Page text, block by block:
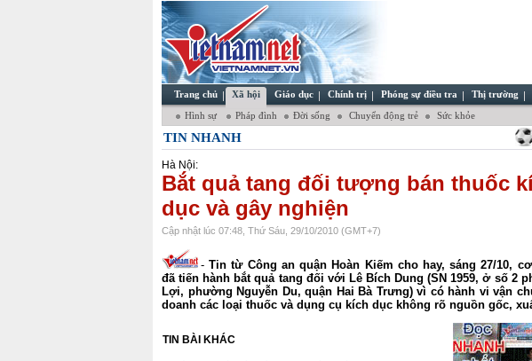
Trang chủ Xã hội Giáo dục Chính trị Phóng sự điều tra Thị trường
Hình sự Pháp đình Đời sống Chuyển động trẻ Sức khỏe
TIN NHANH
Hà Nội:
Bắt quả tang đối tượng bán thuốc
dục và gây nghiện
Cập nhật lúc 07:48, Thứ Sáu, 29/10/2010 (GMT+7)
-Tin từ Công an quận Hoàn Kiếm cho hay, sáng 27/10,
đã tiến hành bắt quả tang đối với Lê Bích Dung (SN 1959, ở số 2
Lợi, phường Nguyễn Du, quận Hai Bà Trưng) vì có hành vi vận
doanh các loại thuốc và dụng cụ kích dục không rõ nguồn gốc,
TIN BÀI KHÁC